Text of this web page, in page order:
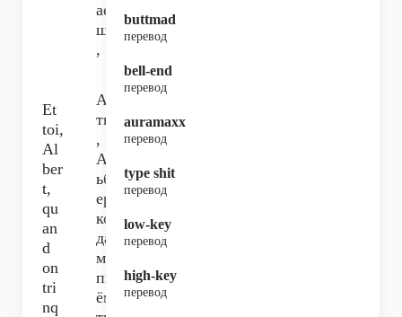
ае
шь
,
Et
toi,
Al
ber
t,
qu
an
d
on
tri
nq
А
ты
,
Ал
ьб
ер,
ког
да
мы
пь
ём,
buttmad
перевод
bell-end
перевод
auramaxx
перевод
type shit
перевод
low-key
перевод
high-key
перевод